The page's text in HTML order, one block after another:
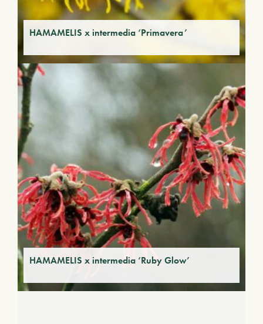
HAMAMELIS x intermedia ‘Primavera’
HAMAMELIS x intermedia ‘Ruby Glow’